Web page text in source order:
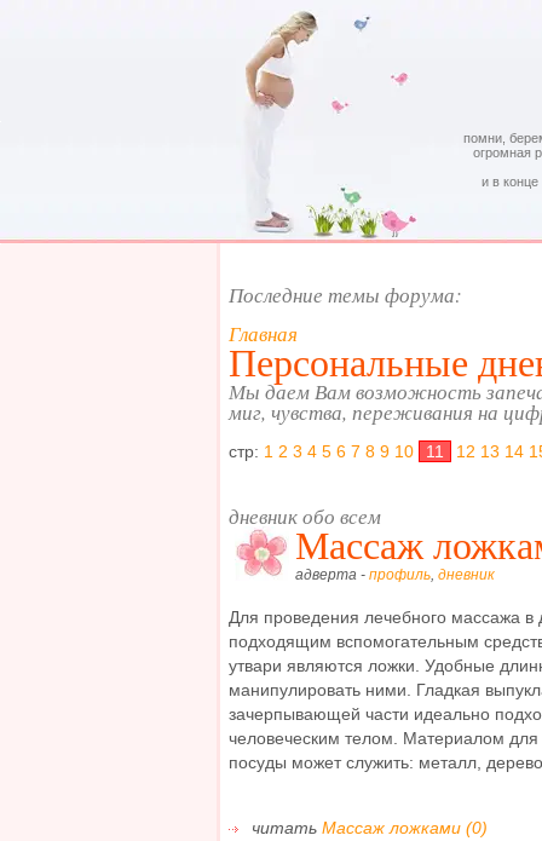
помни,
огромная
и в
Последние темы форума:
Главная
Персональные
Мы даем Вам возможность
миг, чувства, переживания на
стр: 1 2 3 4 5 6 7 8 9 10 11 12 13 14
дневник обо всем
Массаж
адверта - профиль, дневник
Для проведения лечебного массажа
подходящим вспомогательным
утвари являются ложки. Удобные
манипулировать ними. Гладкая
зачерпывающей части идеально
человеческим телом. Материалом для
посуды может служить: металл,
читать Массаж ложками (0)